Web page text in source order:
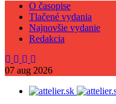
O časopise
Tlačené vydania
Najnovšie vydanie
Redakcia
07 aug 2026